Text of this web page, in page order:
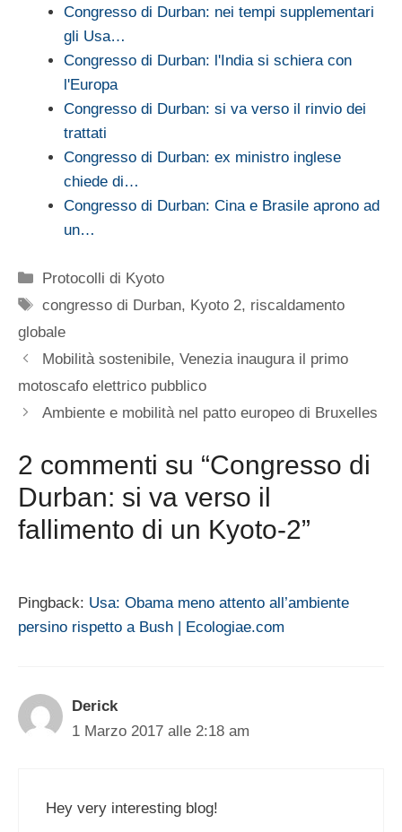
Congresso di Durban: nei tempi supplementari
gli Usa…
Congresso di Durban: l'India si schiera con
l'Europa
Congresso di Durban: si va verso il rinvio dei
trattati
Congresso di Durban: ex ministro inglese
chiede di…
Congresso di Durban: Cina e Brasile aprono ad
un…
Categorie
Protocolli di Kyoto
Tag
congresso di Durban, Kyoto 2, riscaldamento
globale
Mobilità sostenibile, Venezia inaugura il primo
motoscafo elettrico pubblico
Ambiente e mobilità nel patto europeo di Bruxelles
2 commenti su “Congresso di
Durban: si va verso il
fallimento di un Kyoto-2”
Pingback: Usa: Obama meno attento all’ambiente
persino rispetto a Bush | Ecologiae.com
Derick
1 Marzo 2017 alle 2:18 am
Hey very interesting blog!